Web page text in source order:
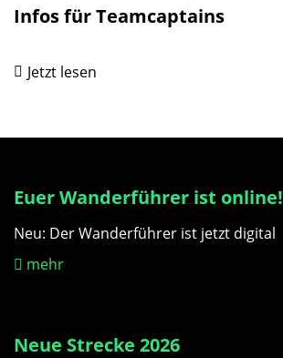
Infos für Teamcaptains
Jetzt lesen
Euer Wanderführer ist online!
Neu: Der Wanderführer ist jetzt digital
mehr
Neue Strecke 2026